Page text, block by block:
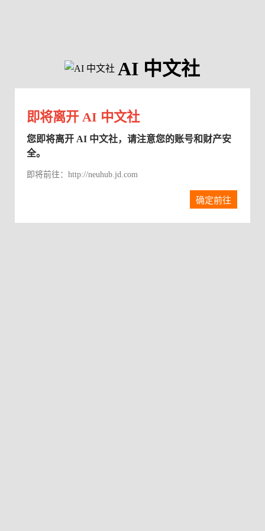
AI 中文社
即将离开 AI 中文社
您即将离开 AI 中文社，请注意您的账号和财产安
全。
即将前往：http://neuhub.jd.com
确定前往